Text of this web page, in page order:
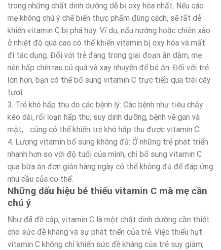
trong những chất dinh dưỡng dễ bị oxy hóa nhất. Nếu các
mẹ không chú ý chế biến thực phẩm đúng cách, sẽ rất dễ
khiến vitamin C bị phá hủy. Ví dụ, nấu nướng hoặc chiên xào
ở nhiệt độ quá cao có thể khiến vitamin bị oxy hóa và mất
đi tác dụng. Đối với trẻ đang trong giai đoạn ăn dặm, mẹ
nên hấp chín rau củ quả và xay nhuyễn để bé ăn. Đối với trẻ
lớn hơn, bạn có thể bổ sung vitamin C trực tiếp qua trái cây
tươi.
3. Trẻ khó hấp thu do các bệnh lý: Các bệnh như tiêu chảy
kéo dài, rối loạn hấp thu, suy dinh dưỡng, bệnh về gan và
mật,… cũng có thể khiến trẻ khó hấp thu được vitamin C.
4. Lượng vitamin bổ sung không đủ: Ở những trẻ phát triển
nhanh hơn so với độ tuổi của mình, chỉ bổ sung vitamin C
qua bữa ăn đơn giản hàng ngày có thể không đủ để đáp ứng
nhu cầu của cơ thể.
Những dấu hiệu bé thiếu vitamin C mà mẹ cần
chú ý
Như đã đề cập, vitamin C là một chất dinh dưỡng cần thiết
cho sức đề kháng và sự phát triển của trẻ. Việc thiếu hụt
vitamin C không chỉ khiến sức đề kháng của trẻ suy giảm,